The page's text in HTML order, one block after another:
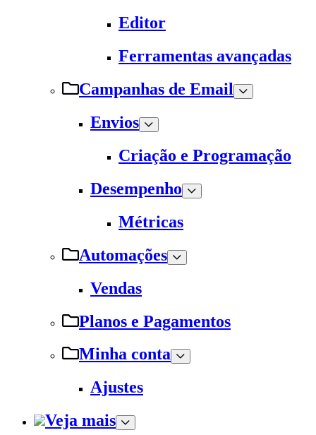
Editor
Ferramentas avançadas
Campanhas de Email
Envios
Criação e Programação
Desempenho
Métricas
Automações
Vendas
Planos e Pagamentos
Minha conta
Ajustes
Veja mais